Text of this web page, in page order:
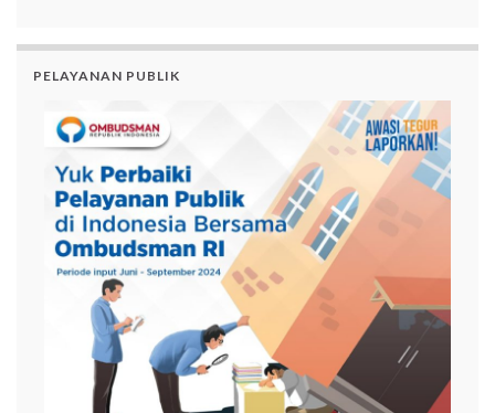
PELAYANAN PUBLIK